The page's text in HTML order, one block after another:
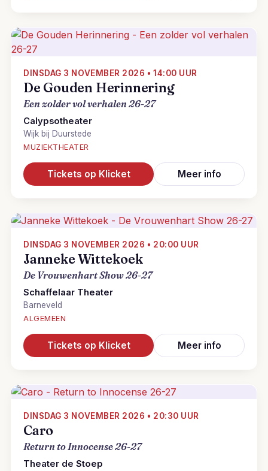
DINSDAG 3 NOVEMBER 2026 • 14:00 UUR
De Gouden Herinnering
Een zolder vol verhalen 26-27
Calypsotheater
Wijk bij Duurstede
MUZIEKTHEATER
Tickets op Klicket Meer info
DINSDAG 3 NOVEMBER 2026 • 20:00 UUR
Janneke Wittekoek
De Vrouwenhart Show 26-27
Schaffelaar Theater
Barneveld
ALGEMEEN
Tickets op Klicket Meer info
DINSDAG 3 NOVEMBER 2026 • 20:30 UUR
Caro
Return to Innocense 26-27
Theater de Stoep